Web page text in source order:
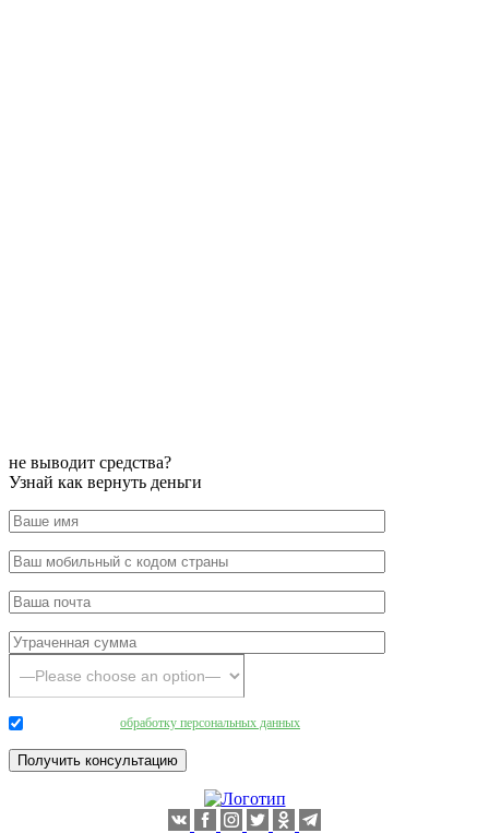
не выводит средства?
Узнай как вернуть деньги
обработку персональных данных